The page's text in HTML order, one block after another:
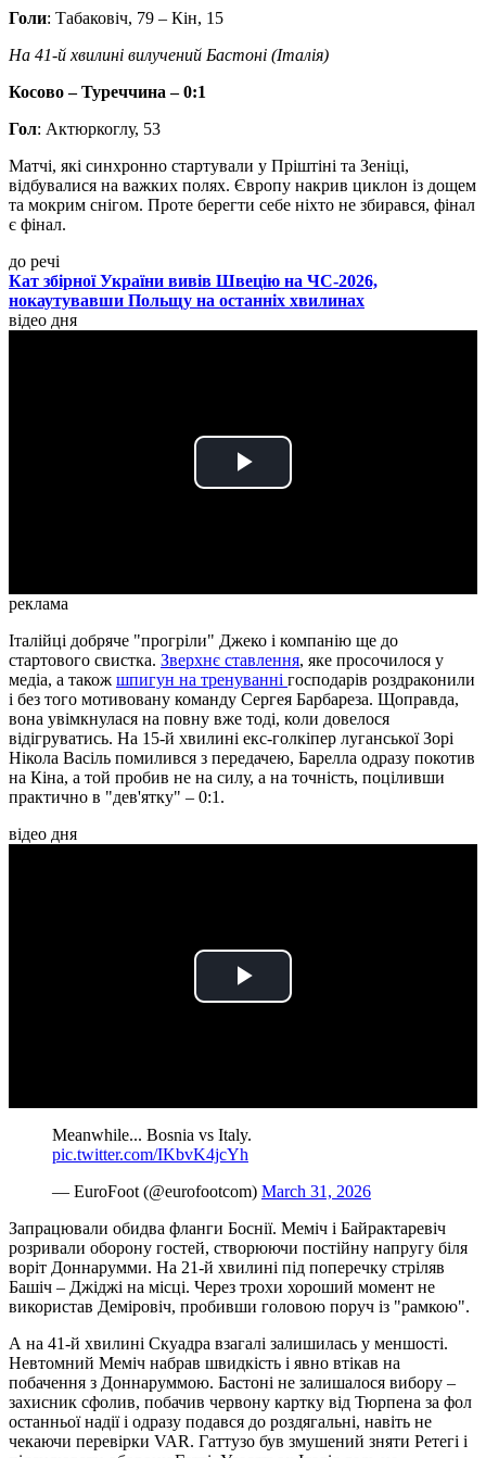
Голи: Табаковіч, 79 – Кін, 15
На 41-й хвилині вилучений Бастоні (Італія)
Косово – Туреччина – 0:1
Гол: Актюркоглу, 53
Матчі, які синхронно стартували у Пріштіні та Зеніці,
відбувалися на важких полях. Європу накрив циклон із дощем
та мокрим снігом. Проте берегти себе ніхто не збирався, фінал
є фінал.
до речі
Кат збірної України вивів Швецію на ЧС-2026,
нокаутувавши Польщу на останніх хвилинах
відео дня
Play
реклама
Італійці добряче "прогріли" Джеко і компанію ще до
стартового свистка. Зверхнє ставлення, яке просочилося у
медіа, а також шпигун на тренуванні господарів роздраконили
і без того мотивовану команду Сергея Барбареза. Щоправда,
вона увімкнулася на повну вже тоді, коли довелося
відігруватись. На 15-й хвилині екс-голкіпер луганської Зорі
Нікола Васіль помилився з передачею, Барелла одразу покотив
на Кіна, а той пробив не на силу, а на точність, поціливши
практично в "дев'ятку" – 0:1.
відео дня
Play
Meanwhile... Bosnia vs Italy. ️
pic.twitter.com/IKbvK4jcYh
— EuroFoot (@eurofootcom) March 31, 2026
Запрацювали обидва фланги Боснії. Меміч і Байрактаревіч
розривали оборону гостей, створюючи постійну напругу біля
воріт Доннарумми. На 21-й хвилині під поперечку стріляв
Башіч – Джіджі на місці. Через трохи хороший момент не
використав Деміровіч, пробивши головою поруч із "рамкою".
А на 41-й хвилині Скуадра взагалі залишилась у меншості.
Невтомний Меміч набрав швидкість і явно втікав на
побачення з Доннаруммою. Бастоні не залишалося вибору –
захисник сфолив, побачив червону картку від Тюрпена за фол
останньої надії і одразу подався до роздягальні, навіть не
чекаючи перевірки VAR. Гаттузо був змушений зняти Ретегі і